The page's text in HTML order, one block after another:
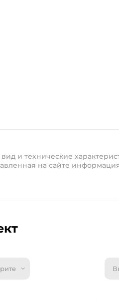
и технические
на сайте